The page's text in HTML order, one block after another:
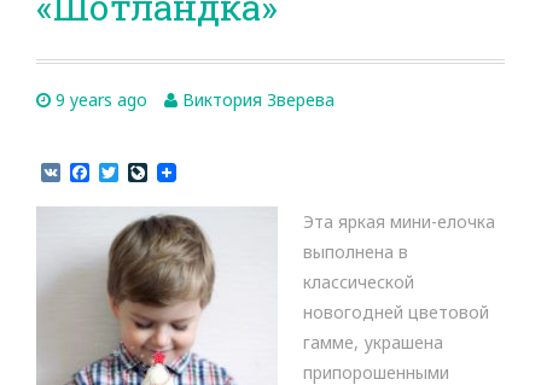
9 years ago Виктория Зверева
V
c
b
o
T
i
t
t
e
r
L
v
e
J
o
u
r
n
a
l
Эта яркая мини-елочка
выполнена в
классической
новогодней цветовой
гамме, украшена
припорошенными